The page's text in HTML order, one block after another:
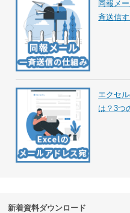
同報メ
斉送信
エクセ
は？3つ
新着資料ダウンロード